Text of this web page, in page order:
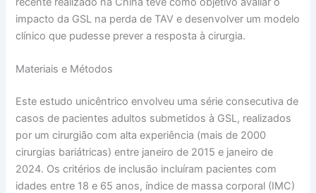
impacto da GSL na perda de TAV e desenvolver um modelo
clínico que pudesse prever a resposta à cirurgia.
Materiais e Métodos
Este estudo unicêntrico envolveu uma série consecutiva de
casos de pacientes adultos submetidos à GSL, realizados
por um cirurgião com alta experiência (mais de 2000
cirurgias bariátricas) entre janeiro de 2015 e janeiro de
2024. Os critérios de inclusão incluíram pacientes com
idades entre 18 e 65 anos, índice de massa corporal (IMC)